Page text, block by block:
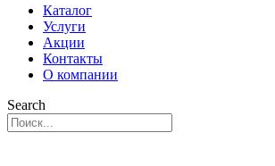
Каталог
Услуги
Акции
Контакты
О компании
Search